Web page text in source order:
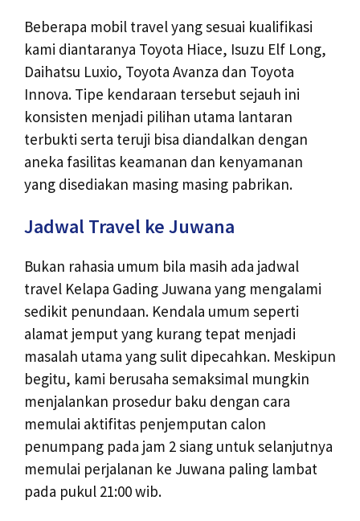
Beberapa mobil travel yang sesuai kualifikasi
kami diantaranya Toyota Hiace, Isuzu Elf Long,
Daihatsu Luxio, Toyota Avanza dan Toyota
Innova. Tipe kendaraan tersebut sejauh ini
konsisten menjadi pilihan utama lantaran
terbukti serta teruji bisa diandalkan dengan
aneka fasilitas keamanan dan kenyamanan
yang disediakan masing masing pabrikan.
Jadwal Travel ke Juwana
Bukan rahasia umum bila masih ada jadwal
travel Kelapa Gading Juwana yang mengalami
sedikit penundaan. Kendala umum seperti
alamat jemput yang kurang tepat menjadi
masalah utama yang sulit dipecahkan. Meskipun
begitu, kami berusaha semaksimal mungkin
menjalankan prosedur baku dengan cara
memulai aktifitas penjemputan calon
penumpang pada jam 2 siang untuk selanjutnya
memulai perjalanan ke Juwana paling lambat
pada pukul 21:00 wib.